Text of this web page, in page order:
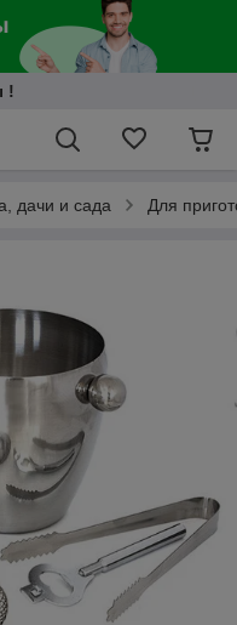
!
дачи и сада Для